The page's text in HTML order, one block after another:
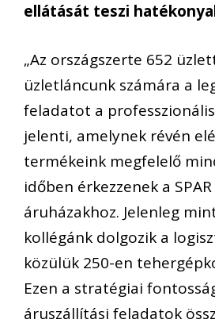
ellátását teszi
„Az országszerte 652
üzletláncunk számára a
feladatot a
jelenti, amelynek révén
termékeink megfelelő
időben érkezzenek a SPAR
áruházakhoz. Jelenleg
kollégánk dolgozik a
közülük 250-en
Ezen a stratégiai
áruszállítási feladatok